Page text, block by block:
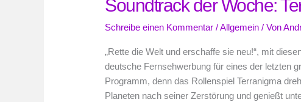
Soundtrack der Woche:
Schreibe einen Kommentar /Allgemein / Von
„Rette die Welt und erschaffe sie neu!“, mit
deutsche Fernsehwerbung für eines der letzten
Programm, denn das Rollenspiel Terranigma
Planeten nach seiner Zerstörung und genießt